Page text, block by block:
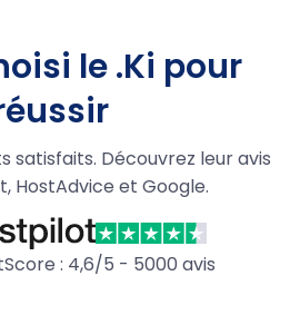
le .Ki pour
satisfaits. Découvrez leur avis
HostAdvice et Google.
: 4,6/5 - 5000 avis